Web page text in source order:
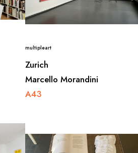
multipleart
Zurich
Marcello Morandini
A43